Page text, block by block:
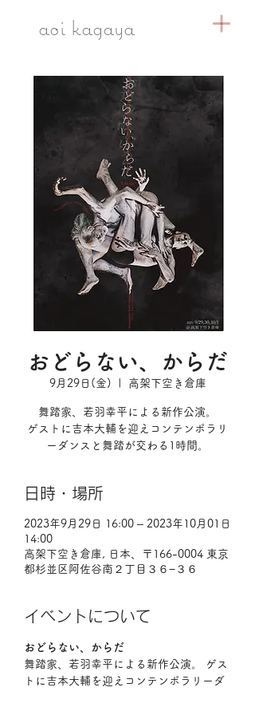
​aoi kagaya
おどらない、からだ
9月29日(金) 高架下空き倉庫
舞踏家、若羽幸平による新作公演。
ゲストに吉本大輔を迎えコンテンポラリ
ーダンスと舞踏が交わる1時間。
日時・場所
2023年9月29日 16:00 – 2023年10月01日
14:00
高架下空き倉庫, 日本、〒166-0004 東京
都杉並区阿佐谷南２丁目３６−３６
イベントについて
おどらない、からだ
舞踏家、若羽幸平による新作公演。 ゲス
トに吉本大輔を迎えコンテンポラリーダ